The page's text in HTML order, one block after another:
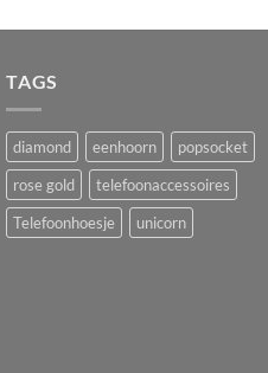
TAGS
diamond eenhoorn
popsocket
rose gold
telefoonaccessoires
Telefoonhoesje
unicorn